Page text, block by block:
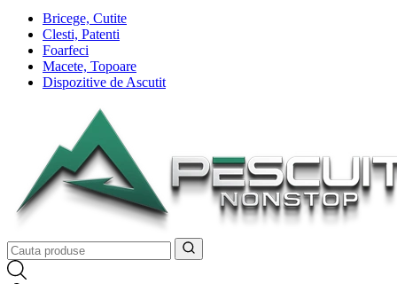
Bricege, Cutite
Clesti, Patenti
Foarfeci
Macete, Topoare
Dispozitive de Ascutit